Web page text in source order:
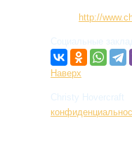
http://
Социальные
Наверх
Christy Hovercraft